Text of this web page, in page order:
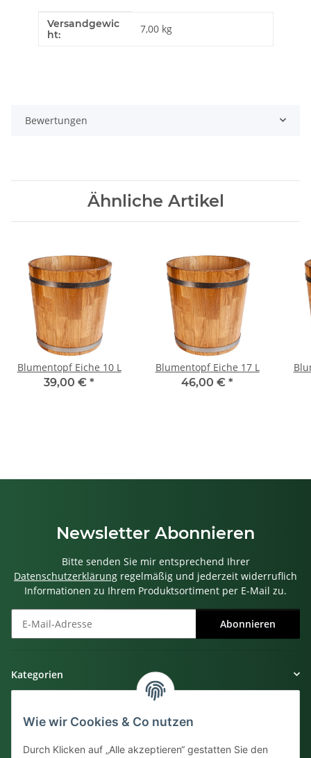
Wie wir Cookies & Co nutzen
Durch Klicken auf „Alle akzeptieren“ gestatten Sie den
Produkteigenschaft
Wert
Versandgewic
ht:
7,00 kg
Bewertungen
Ähnliche Artikel
Blumentopf Eiche 10 L
39,00 € *
Blumentopf Eiche 17 L
46,00 € *
Newsletter Abonnieren
Bitte senden Sie mir entsprechend Ihrer
Datenschutzerklärung regelmäßig und jederzeit widerruflich
Informationen zu Ihrem Produktsortiment per E-Mail zu.
Abonnieren
Kategorien
Informationen